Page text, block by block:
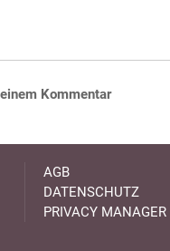
Kommentar
AGB
DATENSCHUTZ
PRIVACY MANAGER